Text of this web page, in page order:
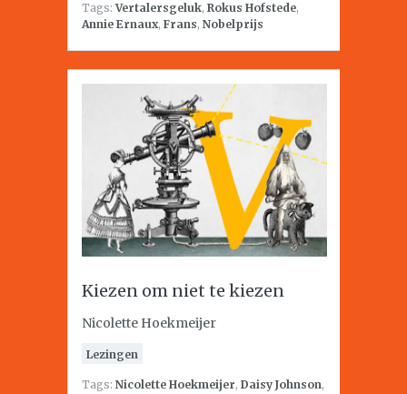
Tags:Vertalersgeluk, Rokus Hofstede,
Annie Ernaux, Frans, Nobelprijs
Kiezen om niet te kiezen
Nicolette Hoekmeijer
Lezingen
Tags: Nicolette Hoekmeijer, Daisy Johnson,